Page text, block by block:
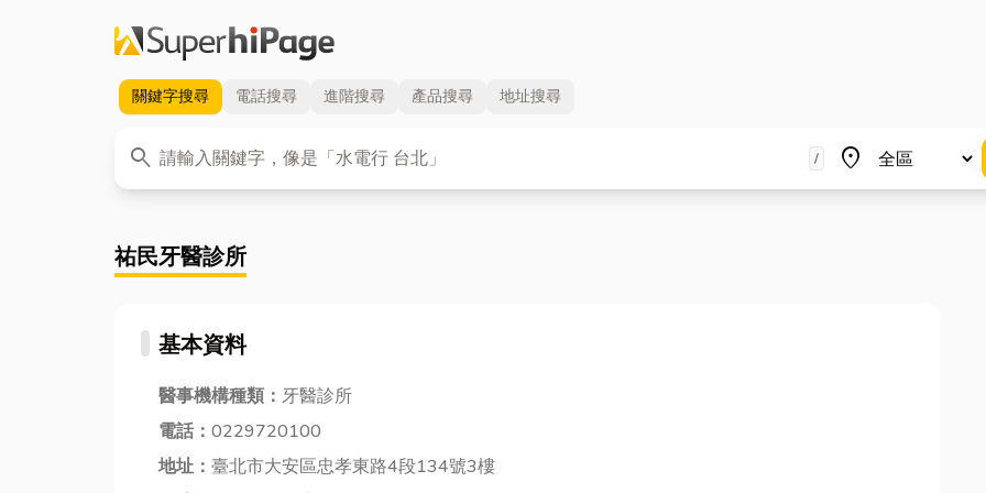
關鍵字搜尋 電話搜尋 進階搜尋 產品搜尋 地址搜尋
search
關鍵字 / place
地區
祐民牙醫診所
基本資料
醫事機構種類： 牙醫診所
電話： 0229720100
地址： 臺北市大安區忠孝東路4段134號3樓